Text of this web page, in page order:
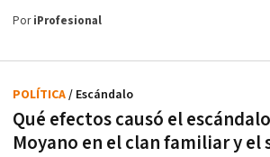
PoriProfesional
Qué efectos causó el
Moyano en el clan familiar y el
POLÍTICA/ Escándalo